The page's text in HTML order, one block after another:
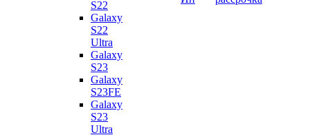
S22
Galaxy
S22
Ultra
Galaxy
S23
Galaxy
S23FE
Galaxy
S23
Ultra